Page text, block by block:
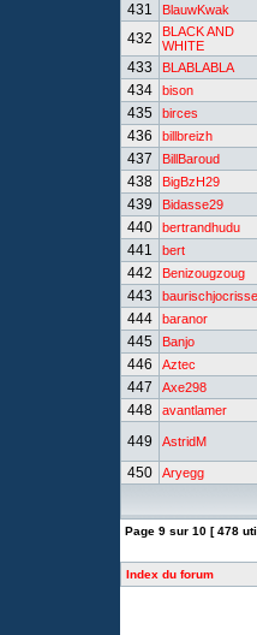
431
BlauwKwak
432
BLACK AND
WHITE
433
BLABLABLA
434
bison
435
birces
436
billbreizh
437
BillBaroud
438
BigBzH29
439
Bidasse29
440
bertrandhudu
441
bert
442
Benizougzoug
443
baurischjocrisse
444
baranor
445
Banjo
446
Aztec
447
Axe298
448
avantlamer
449
AstridM
450
Aryegg
Page 9 sur 10 [ 478
Index du forum